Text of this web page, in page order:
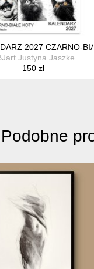
15X21 CM2027 CZARNO-
Justyna Jaszke
150 zł
Podobne